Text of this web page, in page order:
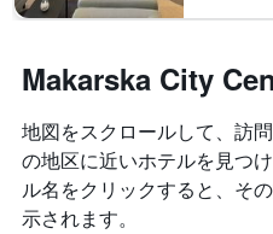
Makarska City
地図をスクロールして、訪
の地区に近いホテルを見つ
ル名をクリックすると、そ
示されます。